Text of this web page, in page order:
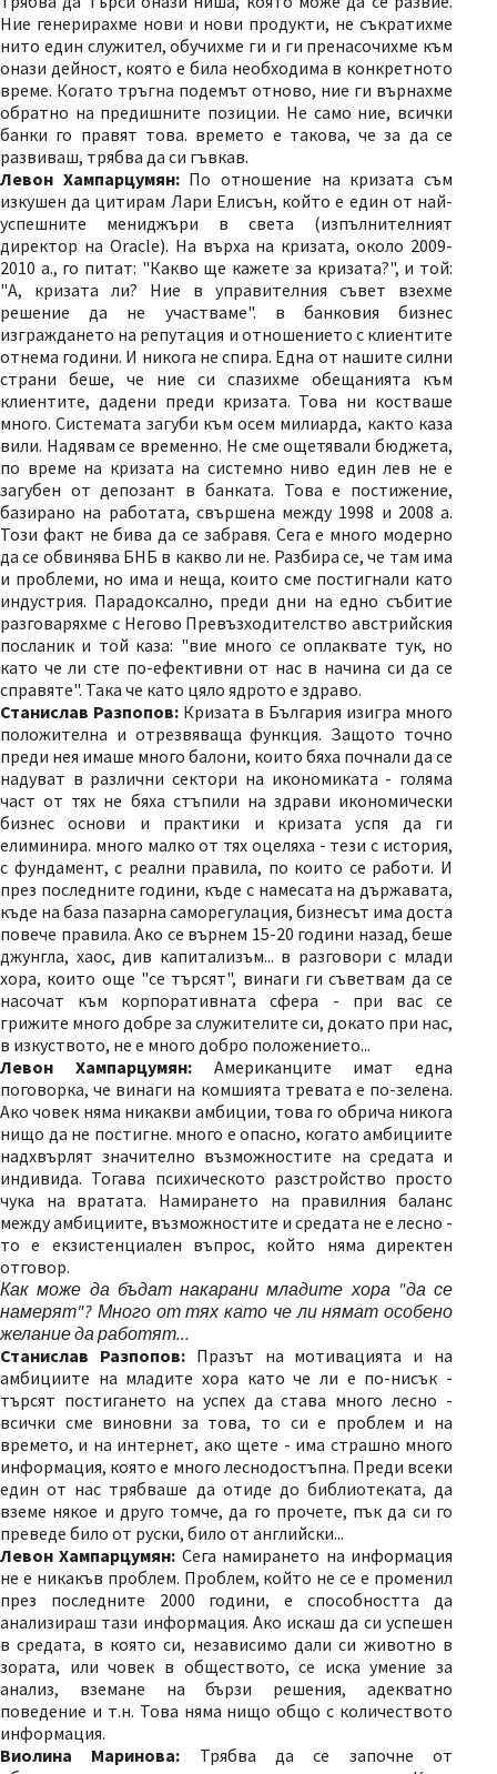
Ние генерирахме нови и нови продукти, не съкратихме
нито един служител, обучихме ги и ги пренасочихме към
онази дейност, която е била необходима в конкретното
време. Когато тръгна подемът отново, ние ги върнахме
обратно на предишните позиции. Не само ние, всички
банки го правят това. времето е такова, че за да се
развиваш, трябва да си гъвкав.
Левон Хампарцумян:По отношение на кризата съм
изкушен да цитирам Лари Елисън, който е един от най-
успешните мениджъри в света (изпълнителният
директор на Oracle). На върха на кризата, около 2009-
2010 а., го питат: "Какво ще кажете за кризата?", и той:
"А, кризата ли? Ние в управителния съвет взехме
решение да не участваме". в банковия бизнес
изграждането на репутация и отношението с клиентите
отнема години. И никога не спира. Една от нашите силни
страни беше, че ние си спазихме обещанията към
клиентите, дадени преди кризата. Това ни костваше
много. Системата загуби към осем милиарда, както каза
вили. Надявам се временно. Не сме ощетявали бюджета,
по време на кризата на системно ниво един лев не е
загубен от депозант в банката. Това е постижение,
базирано на работата, свършена между 1998 и 2008 а.
Този факт не бива да се забравя. Сега е много модерно
да се обвинява БНБ в какво ли не. Разбира се, че там има
и проблеми, но има и неща, които сме постигнали като
индустрия. Парадоксално, преди дни на едно събитие
разговаряхме с Негово Превъзходителство австрийския
посланик и той каза: "вие много се оплаквате тук, но
като че ли сте по-ефективни от нас в начина си да се
справяте". Така че като цяло ядрото е здраво.
Станислав Разпопов: Кризата в България изигра много
положителна и отрезвяваща функция. Защото точно
преди нея имаше много балони, които бяха почнали да се
надуват в различни сектори на икономиката - голяма
част от тях не бяха стъпили на здрави икономически
бизнес основи и практики и кризата успя да ги
елиминира. много малко от тях оцеляха - тези с история,
с фундамент, с реални правила, по които се работи. И
през последните години, къде с намесата на държавата,
къде на база пазарна саморегулация, бизнесът има доста
повече правила. Ако се върнем 15-20 години назад, беше
джунгла, хаос, див капитализъм... в разговори с млади
хора, които още "се търсят", винаги ги съветвам да се
насочат към корпоративната сфера - при вас се
грижите много добре за служителите си, докато при нас,
в изкуството, не е много добро положението...
Левон Хампарцумян: Американците имат една
поговорка, че винаги на комшията тревата е по-зелена.
Ако човек няма никакви амбиции, това го обрича никога
нищо да не постигне. много е опасно, когато амбициите
надхвърлят значително възможностите на средата и
индивида. Тогава психическото разстройство просто
чука на вратата. Намирането на правилния баланс
между амбициите, възможностите и средата не е лесно -
то е екзистенциален въпрос, който няма директен
отговор.
Как може да бъдат накарани младите хора "да се
намерят"? Много от тях като че ли нямат особено
желание да работят...
Станислав Разпопов:Празът на мотивацията и на
амбициите на младите хора като че ли е по-нисък -
търсят постигането на успех да става много лесно -
всички сме виновни за това, то си е проблем и на
времето, и на интернет, ако щете - има страшно много
информация, която е много леснодостъпна. Преди всеки
един от нас трябваше да отиде до библиотеката, да
вземе някое и друго томче, да го прочете, пък да си го
преведе било от руски, било от английски...
Левон Хампарцумян: Сега намирането на информация
не е никакъв проблем. Проблем, който не се е променил
през последните 2000 години, е способността да
анализираш тази информация. Ако искаш да си успешен
в средата, в която си, независимо дали си животно в
зората, или човек в обществото, се иска умение за
анализ, вземане на бързи решения, адекватно
поведение и т.н. Това няма нищо общо с количеството
информация.
Виолина Маринова: Трябва да се започне от